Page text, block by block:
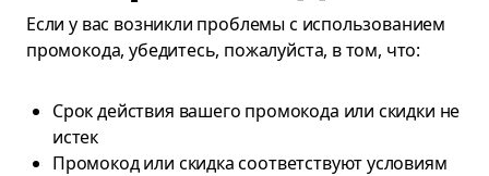
Если у вас возникли проблемы с использованием
промокода, убедитесь, пожалуйста, в том, что:
Срок действия вашего промокода или скидки не
истек
Промокод или скидка соответствуют условиям